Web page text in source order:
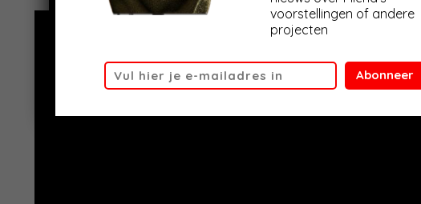
voorstellingen of andere
projecten
Abonneer